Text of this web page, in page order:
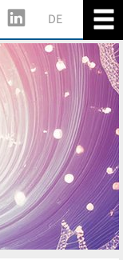
DE